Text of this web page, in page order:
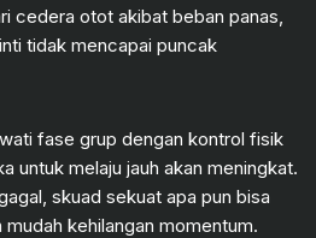
cedera otot akibat beban panas,
tidak mencapai puncak
fase grup dengan kontrol fisik
untuk melaju jauh akan meningkat.
skuad sekuat apa pun bisa
kehilangan momentum.